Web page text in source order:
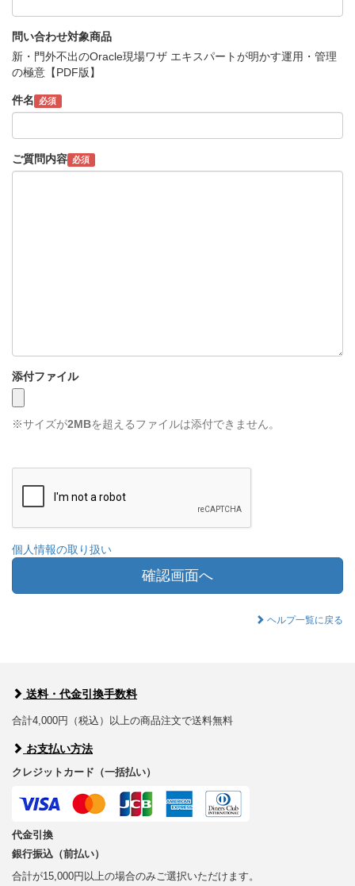
問い合わせ対象商品
新・門外不出のOracle現場ワザ エキスパートが明かす運用・管理
の極意【PDF版】
件名 必須
ご質問内容 必須
添付ファイル
※サイズが2MBを超えるファイルは添付できません。
個人情報の取り扱い
確認画面へ
ヘルプ一覧に戻る
送料・代金引換手数料
合計4,000円（税込）以上の商品注文で送料無料
お支払い方法
クレジットカード（一括払い）
代金引換
銀行振込（前払い）
合計が15,000円以上の場合のみご選択いただけます。